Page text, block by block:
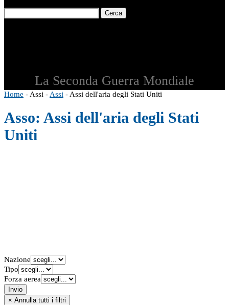
Cerca
La Seconda Guerra Mondiale
Home - Assi - Assi - Assi dell'aria degli Stati Uniti
Asso: Assi dell'aria degli Stati
Uniti
Nazione
Tipo
Forza aerea